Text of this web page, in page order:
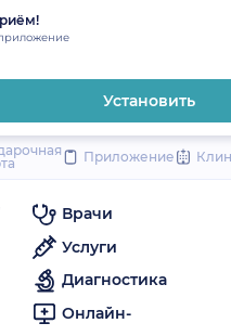
Установить
Приложение
Врачи
Услуги
Диагностика
Онлайн-